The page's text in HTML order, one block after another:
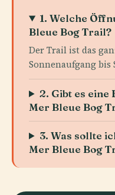
1. Welche
Bleue Bog Trail?
Der Trail ist das
Sonnenaufgang
2. Gibt es
Mer Bleue Bog
3. Was sollte
Mer Bleue Bog